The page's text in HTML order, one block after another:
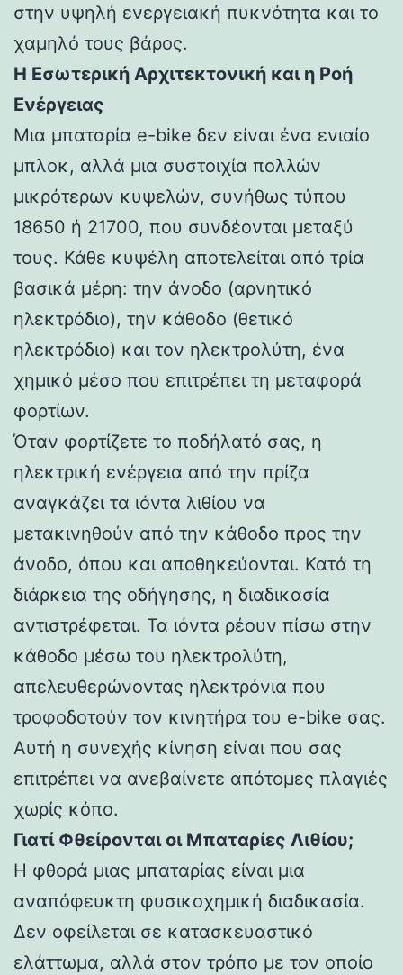
στην υψηλή ενεργειακή πυκνότητα και το
χαμηλό τους βάρος.
Η Εσωτερική Αρχιτεκτονική και η Ροή
Ενέργειας
Μια μπαταρία e-bike δεν είναι ένα ενιαίο
μπλοκ, αλλά μια συστοιχία πολλών
μικρότερων κυψελών, συνήθως τύπου
18650 ή 21700, που συνδέονται μεταξύ
τους. Κάθε κυψέλη αποτελείται από τρία
βασικά μέρη: την άνοδο (αρνητικό
ηλεκτρόδιο), την κάθοδο (θετικό
ηλεκτρόδιο) και τον ηλεκτρολύτη, ένα
χημικό μέσο που επιτρέπει τη μεταφορά
φορτίων.
Όταν φορτίζετε το ποδήλατό σας, η
ηλεκτρική ενέργεια από την πρίζα
αναγκάζει τα ιόντα λιθίου να
μετακινηθούν από την κάθοδο προς την
άνοδο, όπου και αποθηκεύονται. Κατά τη
διάρκεια της οδήγησης, η διαδικασία
αντιστρέφεται. Τα ιόντα ρέουν πίσω στην
κάθοδο μέσω του ηλεκτρολύτη,
απελευθερώνοντας ηλεκτρόνια που
τροφοδοτούν τον κινητήρα του e-bike σας.
Αυτή η συνεχής κίνηση είναι που σας
επιτρέπει να ανεβαίνετε απότομες πλαγιές
χωρίς κόπο.
Γιατί Φθείρονται οι Μπαταρίες Λιθίου;
Η φθορά μιας μπαταρίας είναι μια
αναπόφευκτη φυσικοχημική διαδικασία.
Δεν οφείλεται σε κατασκευαστικό
ελάττωμα, αλλά στον τρόπο με τον οποίο